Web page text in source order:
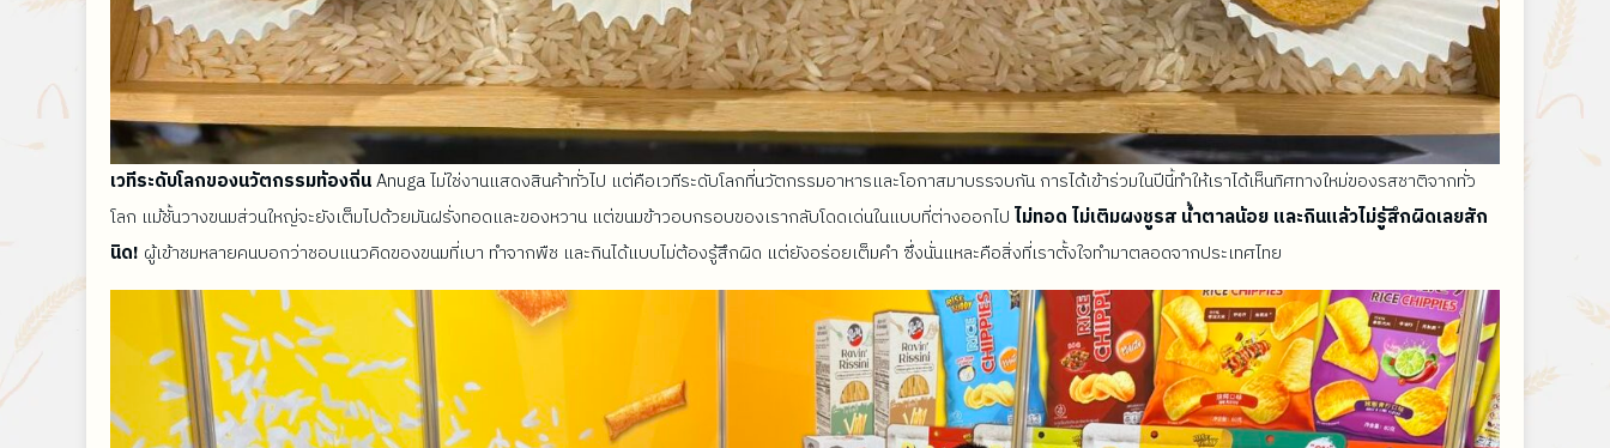
เวทีระดับโลกของนวัตกรรมท้องถิ่นAnuga ไม่ใช่งานแสดงสินค้าทั่วไป แต่คือเวทีระดับโลกที่นวัตกรรมอาหารและโอกาสมาบรรจบกัน การได้เข้าร่วมในปีนี้ทำให้เราได้เห็นทิศทางใหม่ของรสชาติจากทั่ว
โลก แม้ชั้นวางขนมส่วนใหญ่จะยังเต็มไปด้วยมันฝรั่งทอดและของหวาน แต่ขนมข้าวอบกรอบของเรากลับโดดเด่นในแบบที่ต่างออกไป ไม่ทอด ไม่เติมผงชูรส น้ำตาลน้อย และกินแล้วไม่รู้สึกผิดเลยสัก
นิด! ผู้เข้าชมหลายคนบอกว่าชอบแนวคิดของขนมที่เบา ทำจากพืช และกินได้แบบไม่ต้องรู้สึกผิด แต่ยังอร่อยเต็มคำ ซึ่งนั่นแหละคือสิ่งที่เราตั้งใจทำมาตลอดจากประเทศไทย